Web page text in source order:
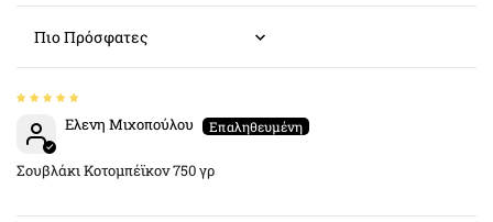
Sort by
Ελενη Μιχοπούλου
Σουβλάκι Κοτομπέϊκον 750 γρ